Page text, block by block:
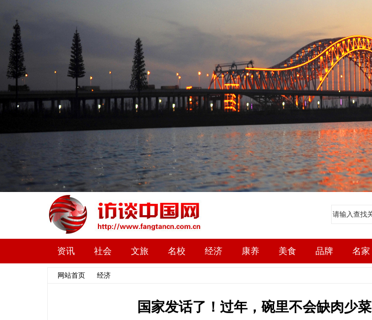
资讯 社会 文旅 名校 经济 康养 美食 品牌 名家
网站首页 经济
国家发话了！过年，碗里不会缺肉少菜